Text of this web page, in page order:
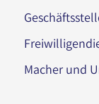
Macher und